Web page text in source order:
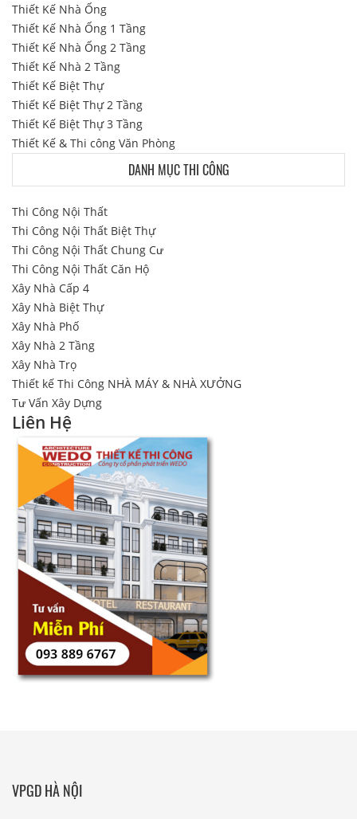
Thiết Kế Nhà Ống
Thiết Kế Nhà Ống 1 Tầng
Thiết Kế Nhà Ống 2 Tầng
Thiết Kế Nhà 2 Tầng
Thiết Kế Biệt Thự
Thiết Kế Biệt Thự 2 Tầng
Thiết Kế Biệt Thự 3 Tầng
Thiết Kế & Thi công Văn Phòng
DANH MỤC THI CÔNG
Thi Công Nội Thất
Thi Công Nội Thất Biệt Thự
Thi Công Nội Thất Chung Cư
Thi Công Nội Thất Căn Hộ
Xây Nhà Cấp 4
Xây Nhà Biệt Thự
Xây Nhà Phố
Xây Nhà 2 Tầng
Xây Nhà Trọ
Thiết kế Thi Công NHÀ MÁY & NHÀ XƯỞNG
Tư Vấn Xây Dựng
Liên Hệ
VPGD HÀ NỘI